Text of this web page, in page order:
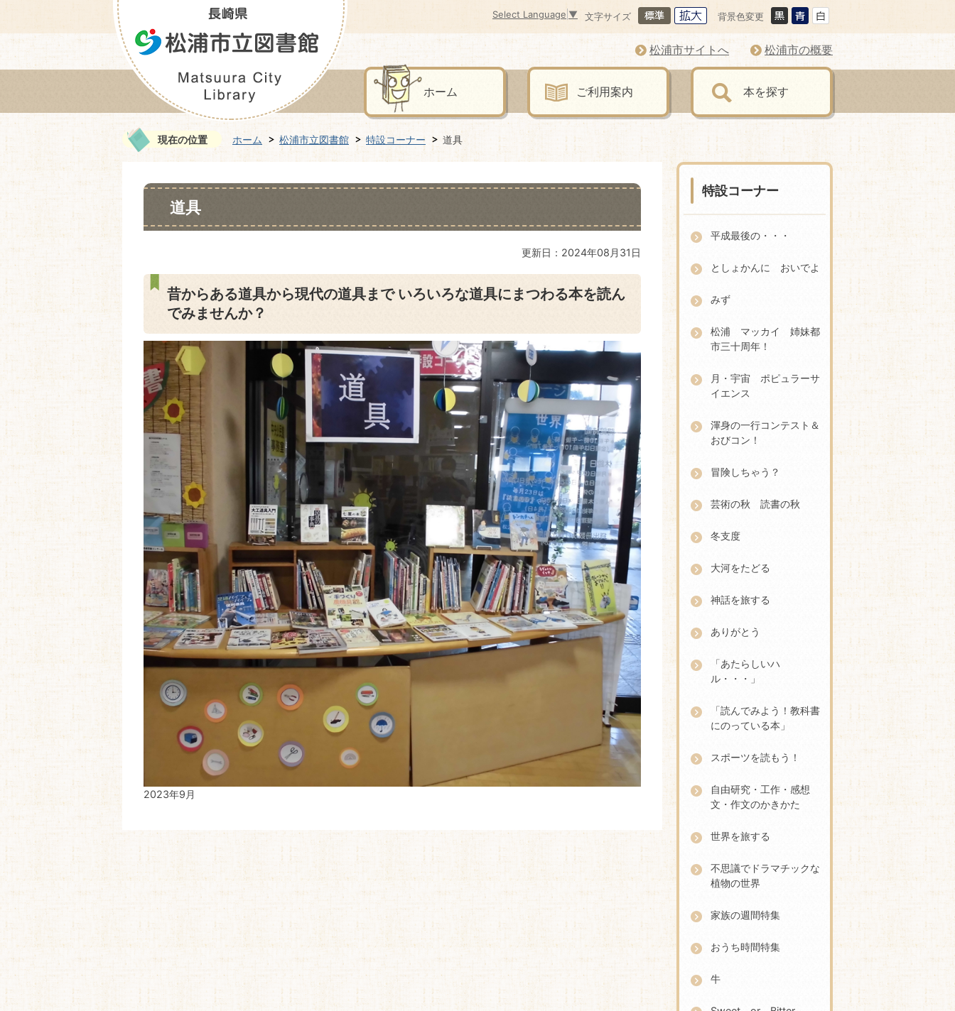
背景色変更
文字サイズ
Select Language ▼
松浦市サイトへ 松浦市の概要
ホーム ご利用案内 本を探す
現在の位置 ホーム 松浦市立図書館 特設コーナー 道具
道具
更新日：2024年08月31日
昔からある道具から現代の道具まで いろいろな道具にまつわる本を読ん
でみませんか？
2023年9月
特設コーナー
平成最後の・・・
としょかんに おいでよ
みず
松浦 マッカイ 姉妹都
市三十周年！
月・宇宙 ポピュラーサ
イエンス
渾身の一行コンテスト＆
おびコン！
冒険しちゃう？
芸術の秋 読書の秋
冬支度
大河をたどる
神話を旅する
ありがとう
「あたらしいハ
ル・・・」
「読んでみよう！教科書
にのっている本」
スポーツを読もう！
自由研究・工作・感想
文・作文のかきかた
世界を旅する
不思議でドラマチックな
植物の世界
家族の週間特集
おうち時間特集
牛